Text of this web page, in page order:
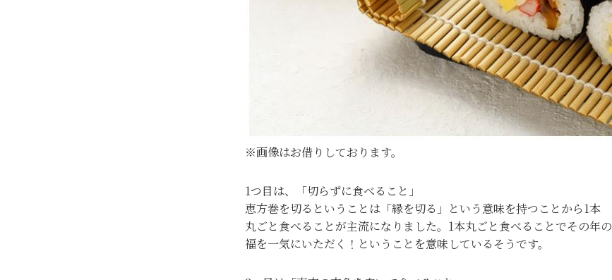
※画像はお借りしております。
1つ目は、「切らずに食べること」
恵方巻を切るということは「縁を切る」という意味を持つことから1本
丸ごと食べることが主流になりました。1本丸ごと食べることでその年の
福を一気にいただく！ということを意味しているそうです。